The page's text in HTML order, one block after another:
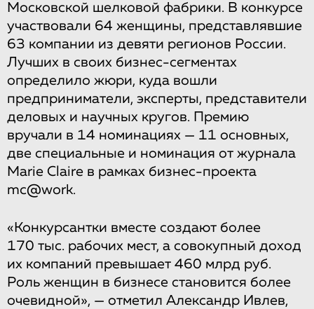
Московской шелковой фабрики. В конкурсе
участвовали 64 женщины, представлявшие
63 компании из девяти регионов России.
Лучших в своих бизнес-сегментах
определило жюри, куда вошли
предприниматели, эксперты, представители
деловых и научных кругов. Премию
вручали в 14 номинациях — 11 основных,
две специальные и номинация от журнала
Marie Claire в рамках бизнес-проекта
mc@work.
«Конкурсантки вместе создают более
170 тыс. рабочих мест, а совокупный доход
их компаний превышает 460 млрд руб.
Роль женщин в бизнесе становится более
очевидной», — отметил Александр Ивлев,